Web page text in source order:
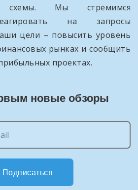
схемы. Мы стремимся
на запросы
цели – повысить уровень
рынках и сообщить
проектах.
новые обзоры
Подписаться